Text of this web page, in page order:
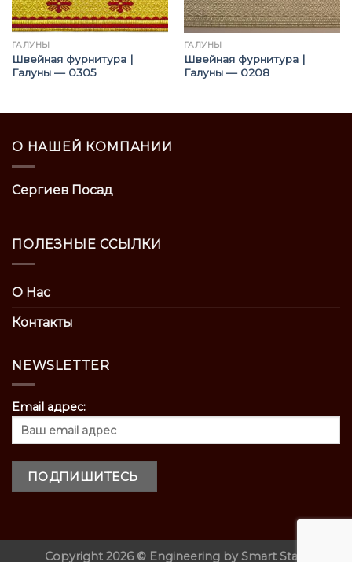
ГАЛУНЫ
Швейная фурнитура |
Галуны — 0305
ГАЛУНЫ
Швейная фурнитура |
Галуны — 0208
О НАШЕЙ КОМПАНИИ
Сергиев Посад
ПОЛЕЗНЫЕ ССЫЛКИ
О Нас
Контакты
NEWSLETTER
Email адрес:
Copyright 2026 © Engineering by Smart Start